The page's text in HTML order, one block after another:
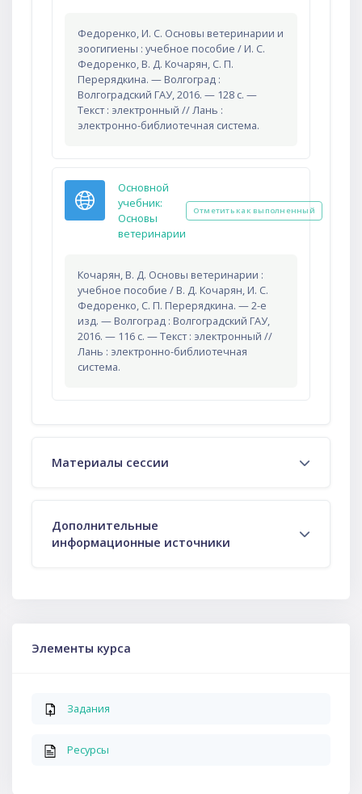
Федоренко, И. С. Основы ветеринарии и
зоогигиены : учебное пособие / И. С.
Федоренко, В. Д. Кочарян, С. П.
Перерядкина. — Волгоград :
Волгоградский ГАУ, 2016. — 128 с. —
Текст : электронный // Лань :
электронно-библиотечная система.
Основной
учебник:
Основы
ветеринарии
Отметить как выполненный
Кочарян, В. Д. Основы ветеринарии :
учебное пособие / В. Д. Кочарян, И. С.
Федоренко, С. П. Перерядкина. — 2-е
изд. — Волгоград : Волгоградский ГАУ,
2016. — 116 с. — Текст : электронный //
Лань : электронно-библиотечная
система.
Материалы сессии
Дополнительные
информационные источники
Элементы курса
Задания
Ресурсы